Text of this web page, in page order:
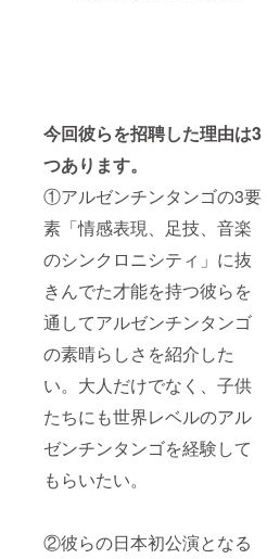
今回彼らを招聘した理由は3
つあります。
①アルゼンチンタンゴの3要
素「情感表現、足技、音楽
のシンクロニシティ」に抜
きんでた才能を持つ彼らを
通してアルゼンチンタンゴ
の素晴らしさを紹介した
い。大人だけでなく、子供
たちにも世界レベルのアル
ゼンチンタンゴを経験して
もらいたい。
②彼らの日本初公演となる